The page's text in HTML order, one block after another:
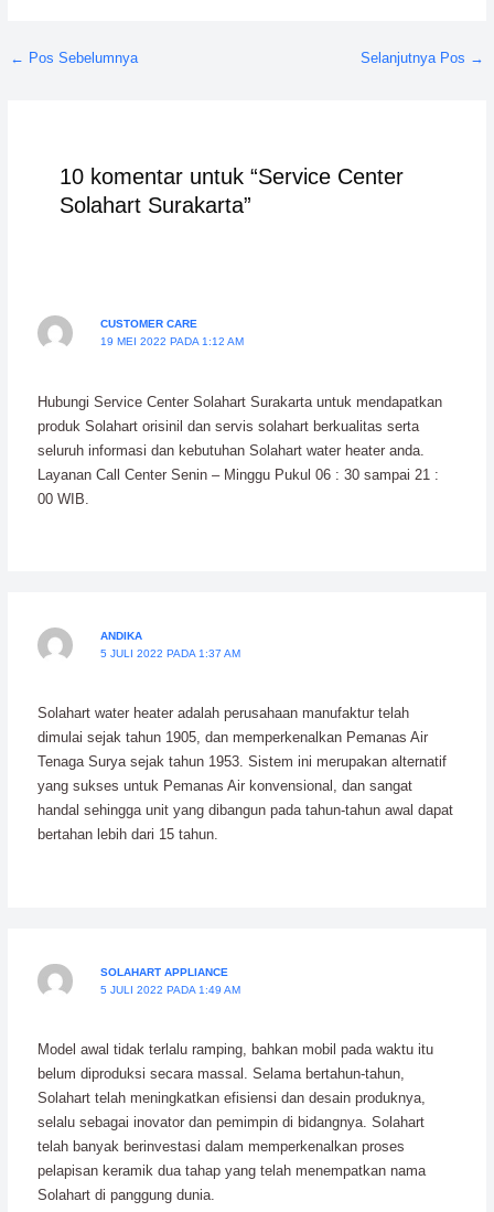
← Pos Sebelumnya Selanjutnya Pos →
10 komentar untuk “Service Center
Solahart Surakarta”
CUSTOMER CARE
19 MEI 2022 PADA 1:12 AM
Hubungi Service Center Solahart Surakarta untuk mendapatkan
produk Solahart orisinil dan servis solahart berkualitas serta
seluruh informasi dan kebutuhan Solahart water heater anda.
Layanan Call Center Senin – Minggu Pukul 06 : 30 sampai 21 :
00 WIB.
ANDIKA
5 JULI 2022 PADA 1:37 AM
Solahart water heater adalah perusahaan manufaktur telah
dimulai sejak tahun 1905, dan memperkenalkan Pemanas Air
Tenaga Surya sejak tahun 1953. Sistem ini merupakan alternatif
yang sukses untuk Pemanas Air konvensional, dan sangat
handal sehingga unit yang dibangun pada tahun-tahun awal dapat
bertahan lebih dari 15 tahun.
SOLAHART APPLIANCE
5 JULI 2022 PADA 1:49 AM
Model awal tidak terlalu ramping, bahkan mobil pada waktu itu
belum diproduksi secara massal. Selama bertahun-tahun,
Solahart telah meningkatkan efisiensi dan desain produknya,
selalu sebagai inovator dan pemimpin di bidangnya. Solahart
telah banyak berinvestasi dalam memperkenalkan proses
pelapisan keramik dua tahap yang telah menempatkan nama
Solahart di panggung dunia.